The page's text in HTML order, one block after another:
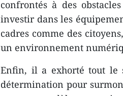
confrontés à des
investir dans les
cadres comme des
un environnement
Enfin, il a exhorté tout le
détermination pour